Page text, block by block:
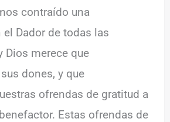
contraído una
el Dador de todas las
Dios merece que
dones, y que
ofrendas de gratitud a
Estas ofrendas de